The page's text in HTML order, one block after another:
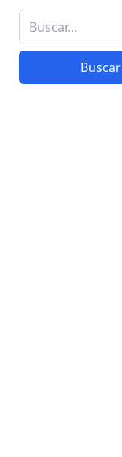
Buscar